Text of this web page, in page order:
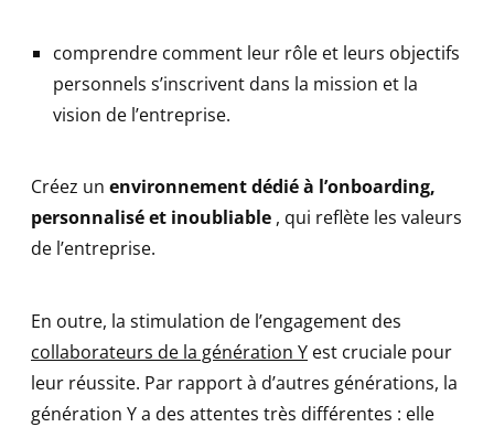
comprendre comment leur rôle et leurs objectifs
personnels s’inscrivent dans la mission et la
vision de l’entreprise.
Créez un environnement dédié à l’onboarding,
personnalisé et inoubliable , qui reflète les valeurs
de l’entreprise.
En outre, la stimulation de l’engagement des
collaborateurs de la génération Y est cruciale pour
leur réussite. Par rapport à d’autres générations, la
génération Y a des attentes très différentes : elle